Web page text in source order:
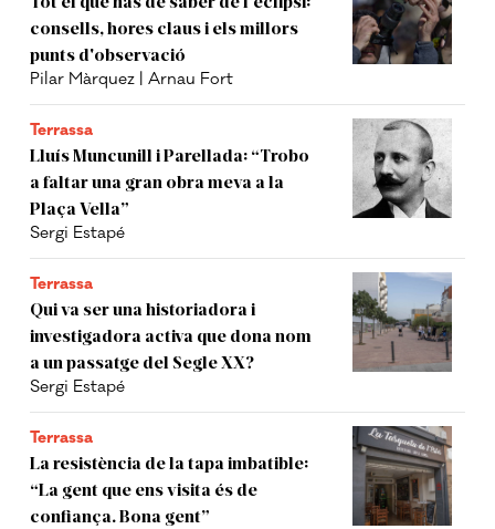
consells, hores claus i els millors
punts d'observació
Pilar Màrquez | Arnau Fort
Terrassa
Lluís Muncunill i Parellada: “Trobo
a faltar una gran obra meva a la
Plaça Vella”
Sergi Estapé
Terrassa
Qui va ser una historiadora i
investigadora activa que dona nom
a un passatge del Segle XX?
Sergi Estapé
Terrassa
La resistència de la tapa imbatible:
“La gent que ens visita és de
confiança. Bona gent”